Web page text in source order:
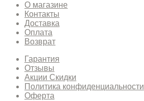
О магазине
Контакты
Доставка
Оплата
Возврат
Гарантия
Отзывы
Акции Скидки
Политика конфиденциальности
Оферта